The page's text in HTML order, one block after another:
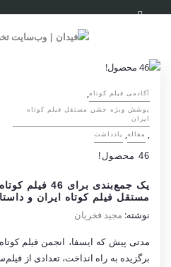
آکادمی فیلم کوتاه,
پوشش ویژه جشن مستقل فیلم کوتاه
ایران
, مقاله, یادداشت
46 محصول!
یک جمع‌بندی
مستقل فیلم کوتاه ایران و
نوشته: مجید فخریان
مدتی پیش که ایسفا، انجمن فیلم
برگزیده به راه انداخت، تعدادی از